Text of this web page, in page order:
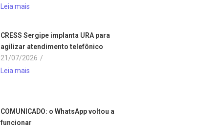
Leia mais
CRESS Sergipe implanta URA para
agilizar atendimento telefônico
21/07/2026 /
Leia mais
COMUNICADO: o WhatsApp voltou a
funcionar